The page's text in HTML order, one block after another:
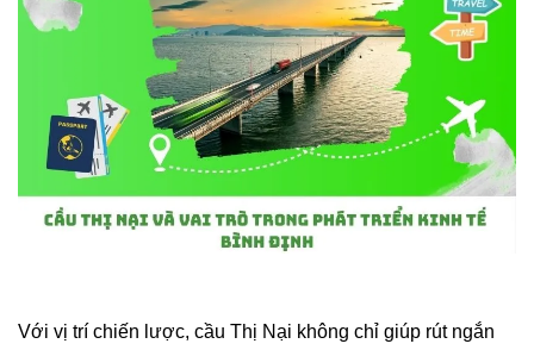
Với vị trí chiến lược, cầu Thị Nại không chỉ giúp rút ngắn